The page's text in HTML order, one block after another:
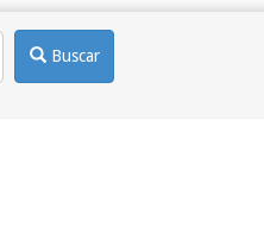
Buscar